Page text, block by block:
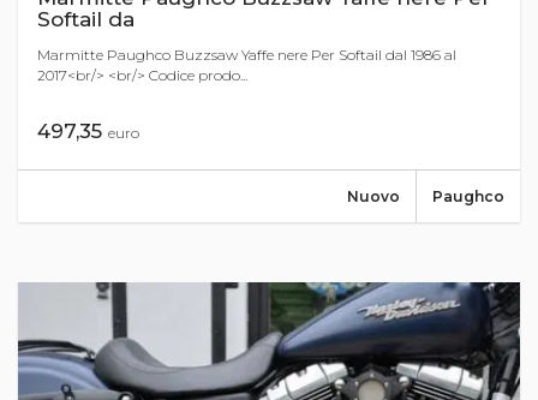
Softail da
Marmitte Paughco Buzzsaw Yaffe nere Per Softail dal 1986 al
2017<br/> <br/> Codice prodo...
497,35 euro
Paughco
Nuovo